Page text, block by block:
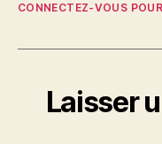
CONNECTEZ-VOUS
Laisser